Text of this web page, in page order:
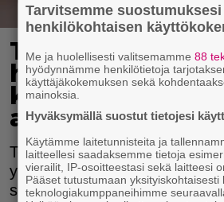
Tökkiikö
helppoa vinkkiä
keskusteluiden
aloittamiseen
Toisinaan keskustelun
ylläpitäminen netissä voi olla
sen ei tarvitse olla sitä.
Tarvitsemme
henkilökohtaisen
Me ja huolellisesti valitsemamme88
hyödynnämme henkilötietoja
käyttäjäkokemuksen sekä
mainoksia.
Hyväksymällä suostut tietojesi
Käytämme laitetunnisteita ja
laitteellesi saadaksemme tietoja
vierailit, IP-osoitteestasi sekä laitteesi
Pääset tutustumaan yksityiskohtaisesti
teknologiakumppaneihimme